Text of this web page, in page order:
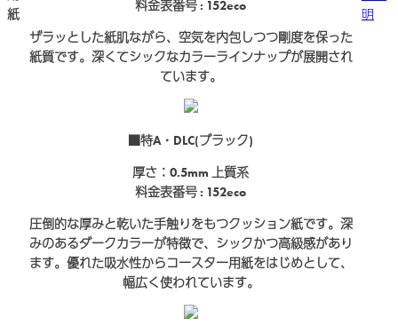
紙
料金表番号 : 152eco
ザラッとした紙肌ながら、空気を内包しつつ剛度を保った
紙質です。深くてシックなカラーラインナップが展開され
ています。
■特A・DLC(ブラック)
厚さ：0.5mm 上質系
料金表番号 : 152eco
圧倒的な厚みと乾いた手触りをもつクッション紙です。深
みのあるダークカラーが特徴で、シックかつ高級感があり
ます。優れた吸水性からコースター用紙をはじめとして、
幅広く使われています。
明